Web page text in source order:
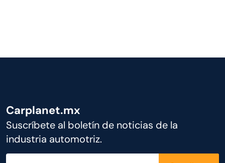
Carplanet.mx
Suscríbete al boletín de noticias de la
industria automotriz.